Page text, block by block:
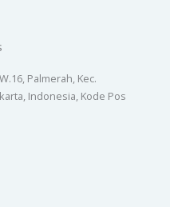
Palmerah, Kec.
Indonesia, Kode Pos